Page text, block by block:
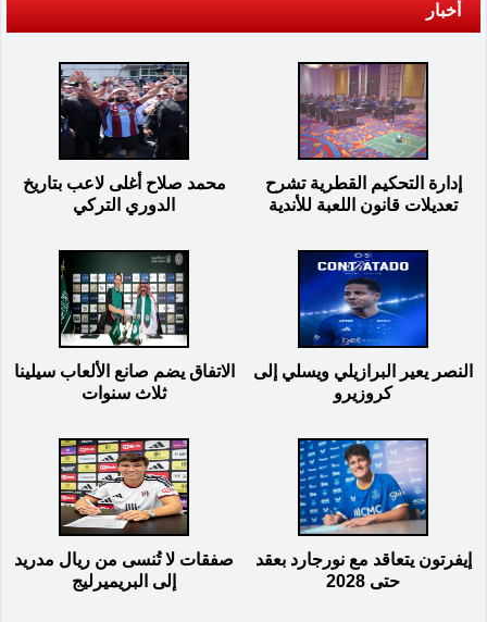
أخبار
إدارة التحكيم القطرية تشرح
تعديلات قانون اللعبة للأندية
محمد صلاح أغلى لاعب بتاريخ
الدوري التركي
النصر يعير البرازيلي ويسلي إلى
كروزيرو
الاتفاق يضم صانع الألعاب سيلينا
ثلاث سنوات
إيفرتون يتعاقد مع نورجارد بعقد
حتى 2028
صفقات لا تُنسى من ريال مدريد
إلى البريميرليج